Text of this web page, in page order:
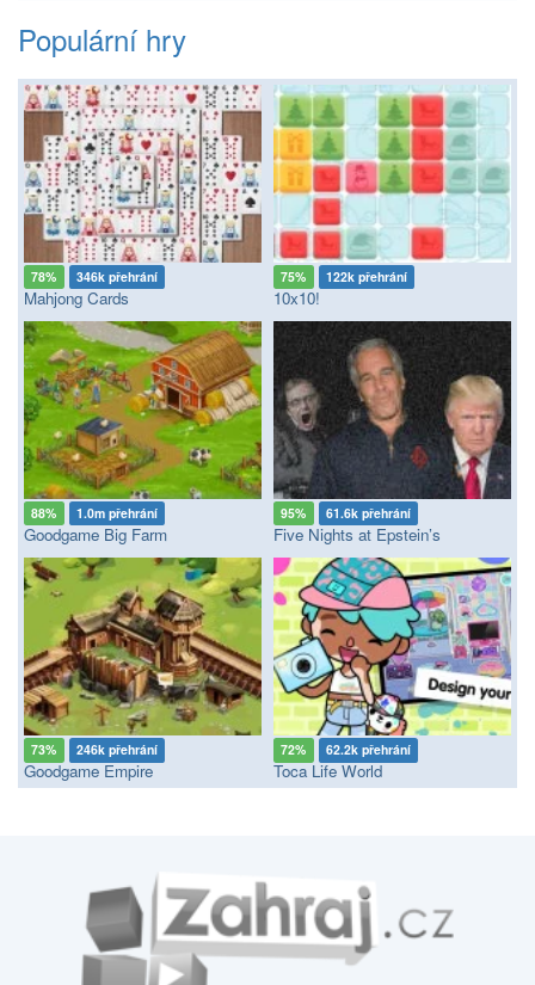
Populární hry
78% 346k přehrání
Mahjong Cards
75% 122k přehrání
10x10!
88% 1.0m přehrání
Goodgame Big Farm
95% 61.6k přehrání
Five Nights at Epstein’s
73% 246k přehrání
Goodgame Empire
72% 62.2k přehrání
Toca Life World